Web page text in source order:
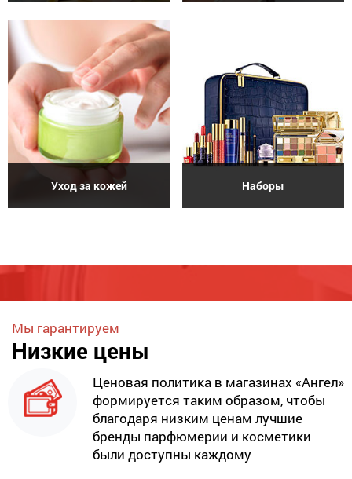
Уход за кожей Наборы
Мы гарантируем
Низкие цены
Ценовая политика в магазинах «Ангел»
формируется таким образом, чтобы
благодаря низким ценам лучшие
бренды парфюмерии и косметики
были доступны каждому